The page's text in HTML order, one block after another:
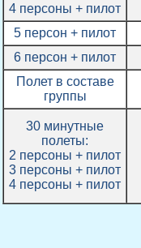
4 персоны + пилот
5 персон + пилот
6 персон + пилот
Полет в составе
группы
30 минутные
полеты:
2 персоны + пилот
3 персоны + пилот
4 персоны + пилот